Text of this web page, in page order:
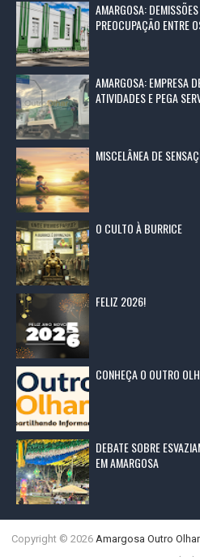
AMARGOSA:
PREOCUPAÇÃO ENTRE
AMARGOSA: EMPRESA
ATIVIDADES E PEGA
MISCELÂNEA DE
O CULTO À BURRICE
FELIZ 2026!
CONHEÇA O OUTRO
DEBATE SOBRE
EM AMARGOSA
Copyright © 2026 Amargosa Outro Olhar